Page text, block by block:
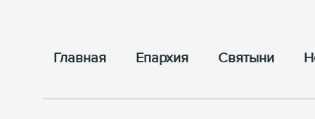
Главная Епархия Cвятыни